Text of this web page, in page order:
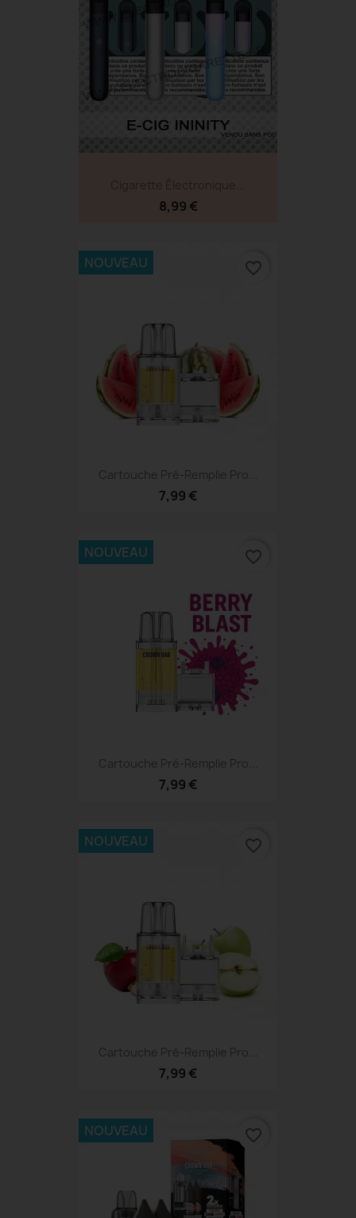
Cigarette Électronique...
8,99 €
Cartouche Pré-Remplie Pro...
7,99 €
NOUVEAU favorite_border
Cartouche Pré-Remplie Pro...
7,99 €
NOUVEAU favorite_border
Cartouche Pré-Remplie Pro...
7,99 €
NOUVEAU favorite_border
NOUVEAU favorite_border